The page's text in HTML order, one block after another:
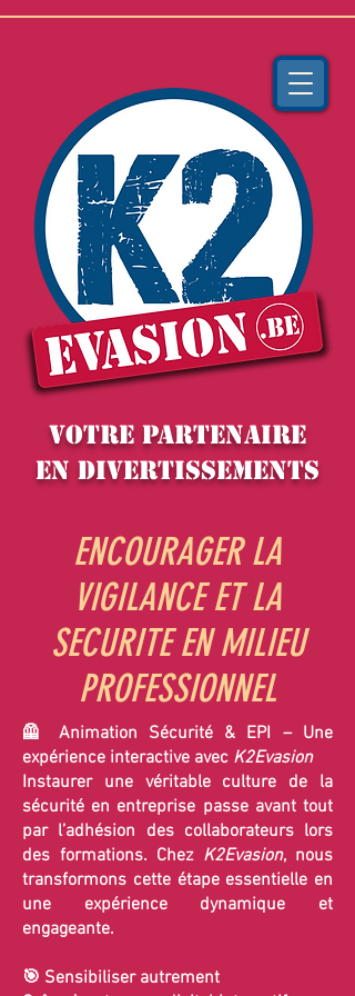
VOTRE PARTENAIRE
EN DIVERTISSEMENTS
ENCOURAGER LA
VIGILANCE ET LA
SECURITE EN MILIEU
PROFESSIONNEL
🦺 Animation Sécurité & EPI – Une
expérience interactive avec K2Evasion
Instaurer une véritable culture de la
sécurité en entreprise passe avant tout
par l’adhésion des collaborateurs lors
des formations. Chez K2Evasion, nous
transformons cette étape essentielle en
une expérience dynamique et
engageante.
🎯 Sensibiliser autrement